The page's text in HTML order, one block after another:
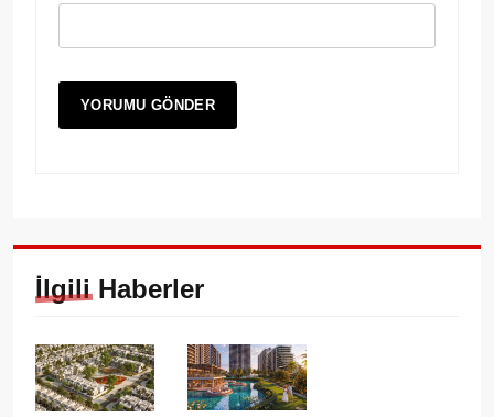
İlgili Haberler